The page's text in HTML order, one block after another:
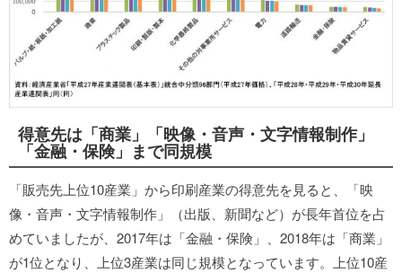
得意先は「商業」「映像・音声・文字情報制作」
「金融・保険」まで同規模
「販売先上位10産業」から印刷産業の得意先を見ると、「映
像・音声・文字情報制作」（出版、新聞など）が長年首位を占
めていましたが、2017年は「金融・保険」、2018年は「商業」
が1位となり、上位3産業は同じ規模となっています。上位10産